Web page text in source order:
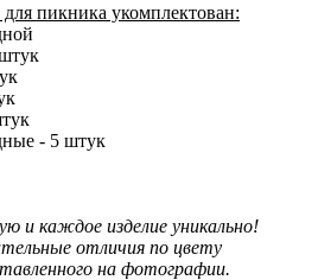
пикника укомплектован:
- 5 штук
и каждое изделие уникально!
отличия по цвету
на фотографии.